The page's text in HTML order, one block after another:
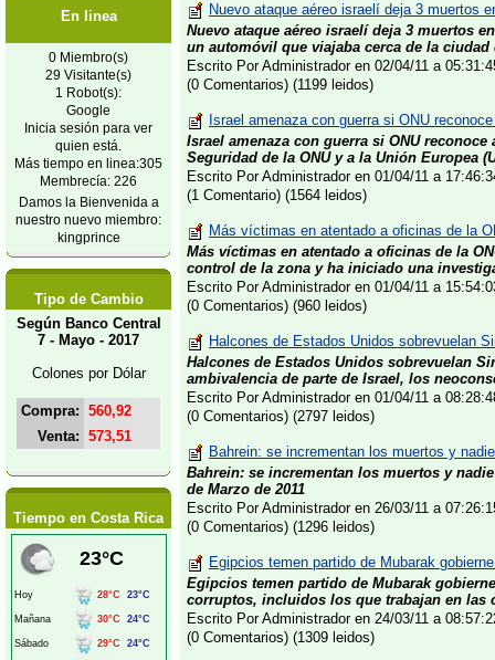
En linea
0 Miembro(s)
29 Visitante(s)
1 Robot(s):
Google
Inicia sesión para ver
quien está.
Más tiempo en linea:305
Membrecía: 226
Damos la Bienvenida a
nuestro nuevo miembro:
kingprince
Tipo de Cambio
Según Banco Central
7 - Mayo - 2017
Colones por Dólar
Compra: 560,92
Venta: 573,51
Tiempo en Costa Rica
Nuevo ataque aéreo israelí deja 3 muertos
Nuevo ataque aéreo israelí deja 3 muertos
un automóvil que viajaba cerca de la ciudad
Escrito Por Administrador en 02/04/11 a
(0 Comentarios) (1199 leidos)
Israel amenaza con guerra si ONU
Israel amenaza con guerra si ONU reconoce
Seguridad de la ONU y a la Unión Europea
Escrito Por Administrador en 01/04/11 a
(1 Comentario) (1564 leidos)
Más víctimas en atentado a oficinas de la
Más víctimas en atentado a oficinas de la
control de la zona y ha iniciado una
Escrito Por Administrador en 01/04/11 a
(0 Comentarios) (960 leidos)
Halcones de Estados Unidos sobrevuelan
Halcones de Estados Unidos sobrevuelan
ambivalencia de parte de Israel, los
Escrito Por Administrador en 01/04/11 a
(0 Comentarios) (2797 leidos)
Bahrein: se incrementan los muertos y
Bahrein: se incrementan los muertos y
de Marzo de 2011
Escrito Por Administrador en 26/03/11 a
(0 Comentarios) (1296 leidos)
Egipcios temen partido de Mubarak
Egipcios temen partido de Mubarak
corruptos, incluidos los que trabajan en las
Escrito Por Administrador en 24/03/11 a
(0 Comentarios) (1309 leidos)